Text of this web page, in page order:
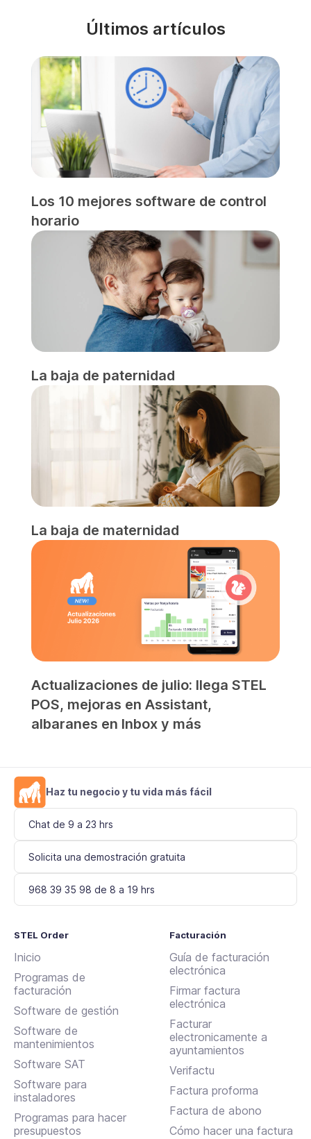
Últimos artículos
Los 10 mejores software de control
horario
La baja de paternidad
La baja de maternidad
Actualizaciones de julio: llega STEL
POS, mejoras en Assistant,
albaranes en Inbox y más
Haz tu negocio y tu vida más fácil
Chat de 9 a 23 hrs
Solicita una demostración gratuita
968 39 35 98 de 8 a 19 hrs
STEL Order
Inicio
Programas de
facturación
Software de gestión
Software de
mantenimientos
Software SAT
Software para
instaladores
Programas para hacer
presupuestos
Facturación
Guía de facturación
electrónica
Firmar factura
electrónica
Facturar
electronicamente a
ayuntamientos
Verifactu
Factura proforma
Factura de abono
Cómo hacer una factura